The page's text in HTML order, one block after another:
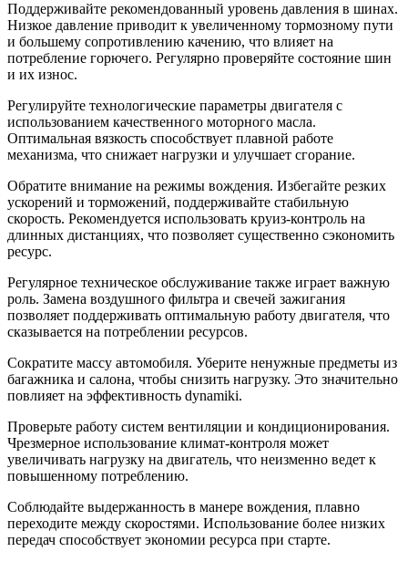
Поддерживайте рекомендованный уровень давления в шинах.
Низкое давление приводит к увеличенному тормозному пути
и большему сопротивлению качению, что влияет на
потребление горючего. Регулярно проверяйте состояние шин
и их износ.
Регулируйте технологические параметры двигателя с
использованием качественного моторного масла.
Оптимальная вязкость способствует плавной работе
механизма, что снижает нагрузки и улучшает сгорание.
Обратите внимание на режимы вождения. Избегайте резких
ускорений и торможений, поддерживайте стабильную
скорость. Рекомендуется использовать круиз-контроль на
длинных дистанциях, что позволяет существенно сэкономить
ресурс.
Регулярное техническое обслуживание также играет важную
роль. Замена воздушного фильтра и свечей зажигания
позволяет поддерживать оптимальную работу двигателя, что
сказывается на потреблении ресурсов.
Сократите массу автомобиля. Уберите ненужные предметы из
багажника и салона, чтобы снизить нагрузку. Это значительно
повлияет на эффективность dynamiki.
Проверьте работу систем вентиляции и кондиционирования.
Чрезмерное использование климат-контроля может
увеличивать нагрузку на двигатель, что неизменно ведет к
повышенному потреблению.
Соблюдайте выдержанность в манере вождения, плавно
переходите между скоростями. Использование более низких
передач способствует экономии ресурса при старте.